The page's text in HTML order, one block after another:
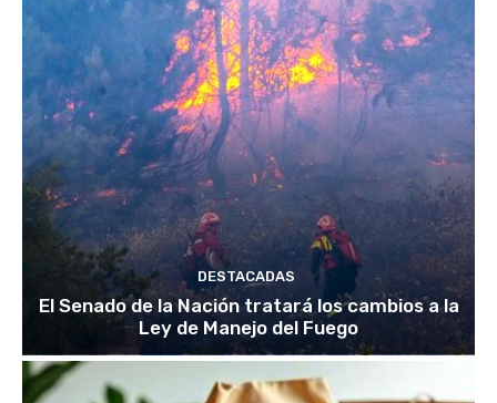
DESTACADAS
El Senado de la Nación tratará los cambios a la
Ley de Manejo del Fuego